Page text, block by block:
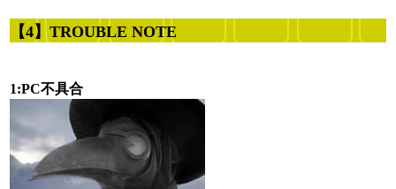
【4】TROUBLE NOTE
1:PC不具合